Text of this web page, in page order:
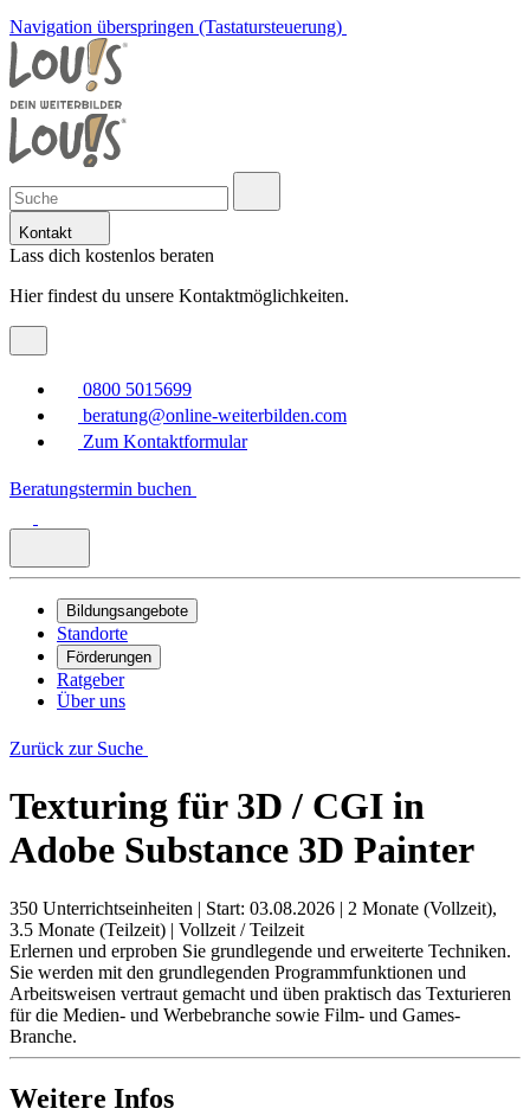
Navigation überspringen (Tastatursteuerung)
Kontakt
Lass dich kostenlos beraten
Hier findest du unsere Kontaktmöglichkeiten.
0800 5015699
beratung@online-weiterbilden.com
Zum Kontaktformular
Beratungstermin buchen
Bildungsangebote
Standorte
Förderungen
Ratgeber
Über uns
Zurück zur Suche
Texturing für 3D / CGI in
Adobe Substance 3D Painter
350 Unterrichtseinheiten | Start: 03.08.2026 | 2 Monate (Vollzeit),
3.5 Monate (Teilzeit) | Vollzeit / Teilzeit
Erlernen und erproben Sie grundlegende und erweiterte Techniken.
Sie werden mit den grundlegenden Programmfunktionen und
Arbeitsweisen vertraut gemacht und üben praktisch das Texturieren
für die Medien- und Werbebranche sowie Film- und Games-
Branche.
Weitere Infos